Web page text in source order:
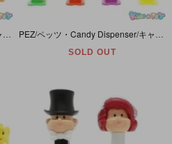
SOLD OUT